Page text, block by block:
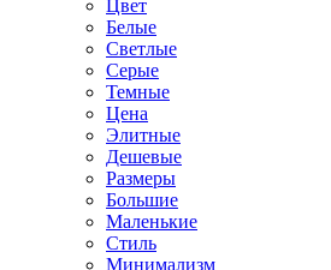
Цвет
Белые
Светлые
Серые
Темные
Цена
Элитные
Дешевые
Размеры
Большие
Маленькие
Стиль
Минимализм